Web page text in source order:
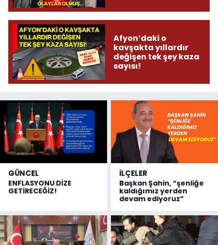
olmuş...
Afyon’daki o
kavşakta yıllardır
değişen tek şey kaza
sayısı!
GÜNCEL
ENFLASYONU DİZE
GETİRECEĞİZ!
İLÇELER
Başkan Şahin, “şenliğe
kaldığımız yerden
devam ediyoruz”